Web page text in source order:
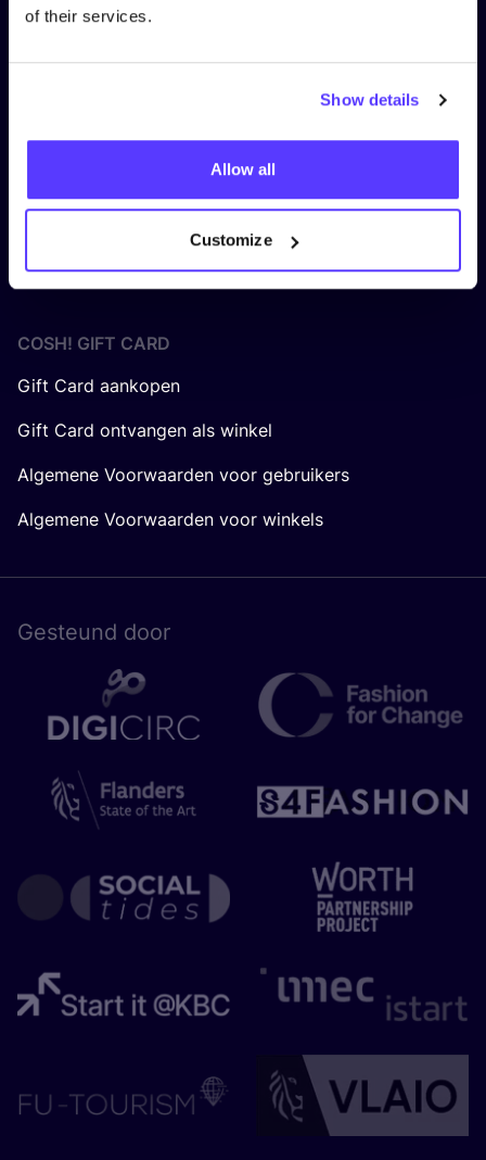
of their services.
Show details
Allow all
Customize
Over ons
Hoe werkt de COSH! Brand Index?
Vraag en Antwoord
COSH! GIFT CARD
Gift Card aankopen
Gift Card ontvangen als winkel
Algemene Voorwaarden voor gebruikers
Algemene Voorwaarden voor winkels
Gesteund door